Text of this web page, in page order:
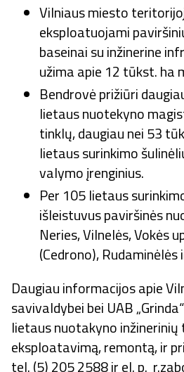
Vilniaus miesto
eksploatuojami
baseinai su inžinerine
užima apie 12 tūkst. ha
Bendrovė prižiūri
lietaus nuotekyno
tinklų, daugiau nei 53
lietaus surinkimo
valymo įrenginius.
Per 105 lietaus
išleistuvus paviršinės
Neries, Vilnelės, Vokės
(Cedrono),
Daugiau informacijos apie
savivaldybei bei UAB
lietaus nuotakyno inžinerinių
eksploatavimą, remontą, ir
tel. (5) 205 2588 ir el. p.